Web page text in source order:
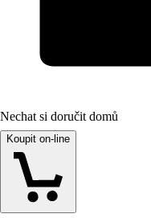
Nechat si doručit domů
Koupit on-line